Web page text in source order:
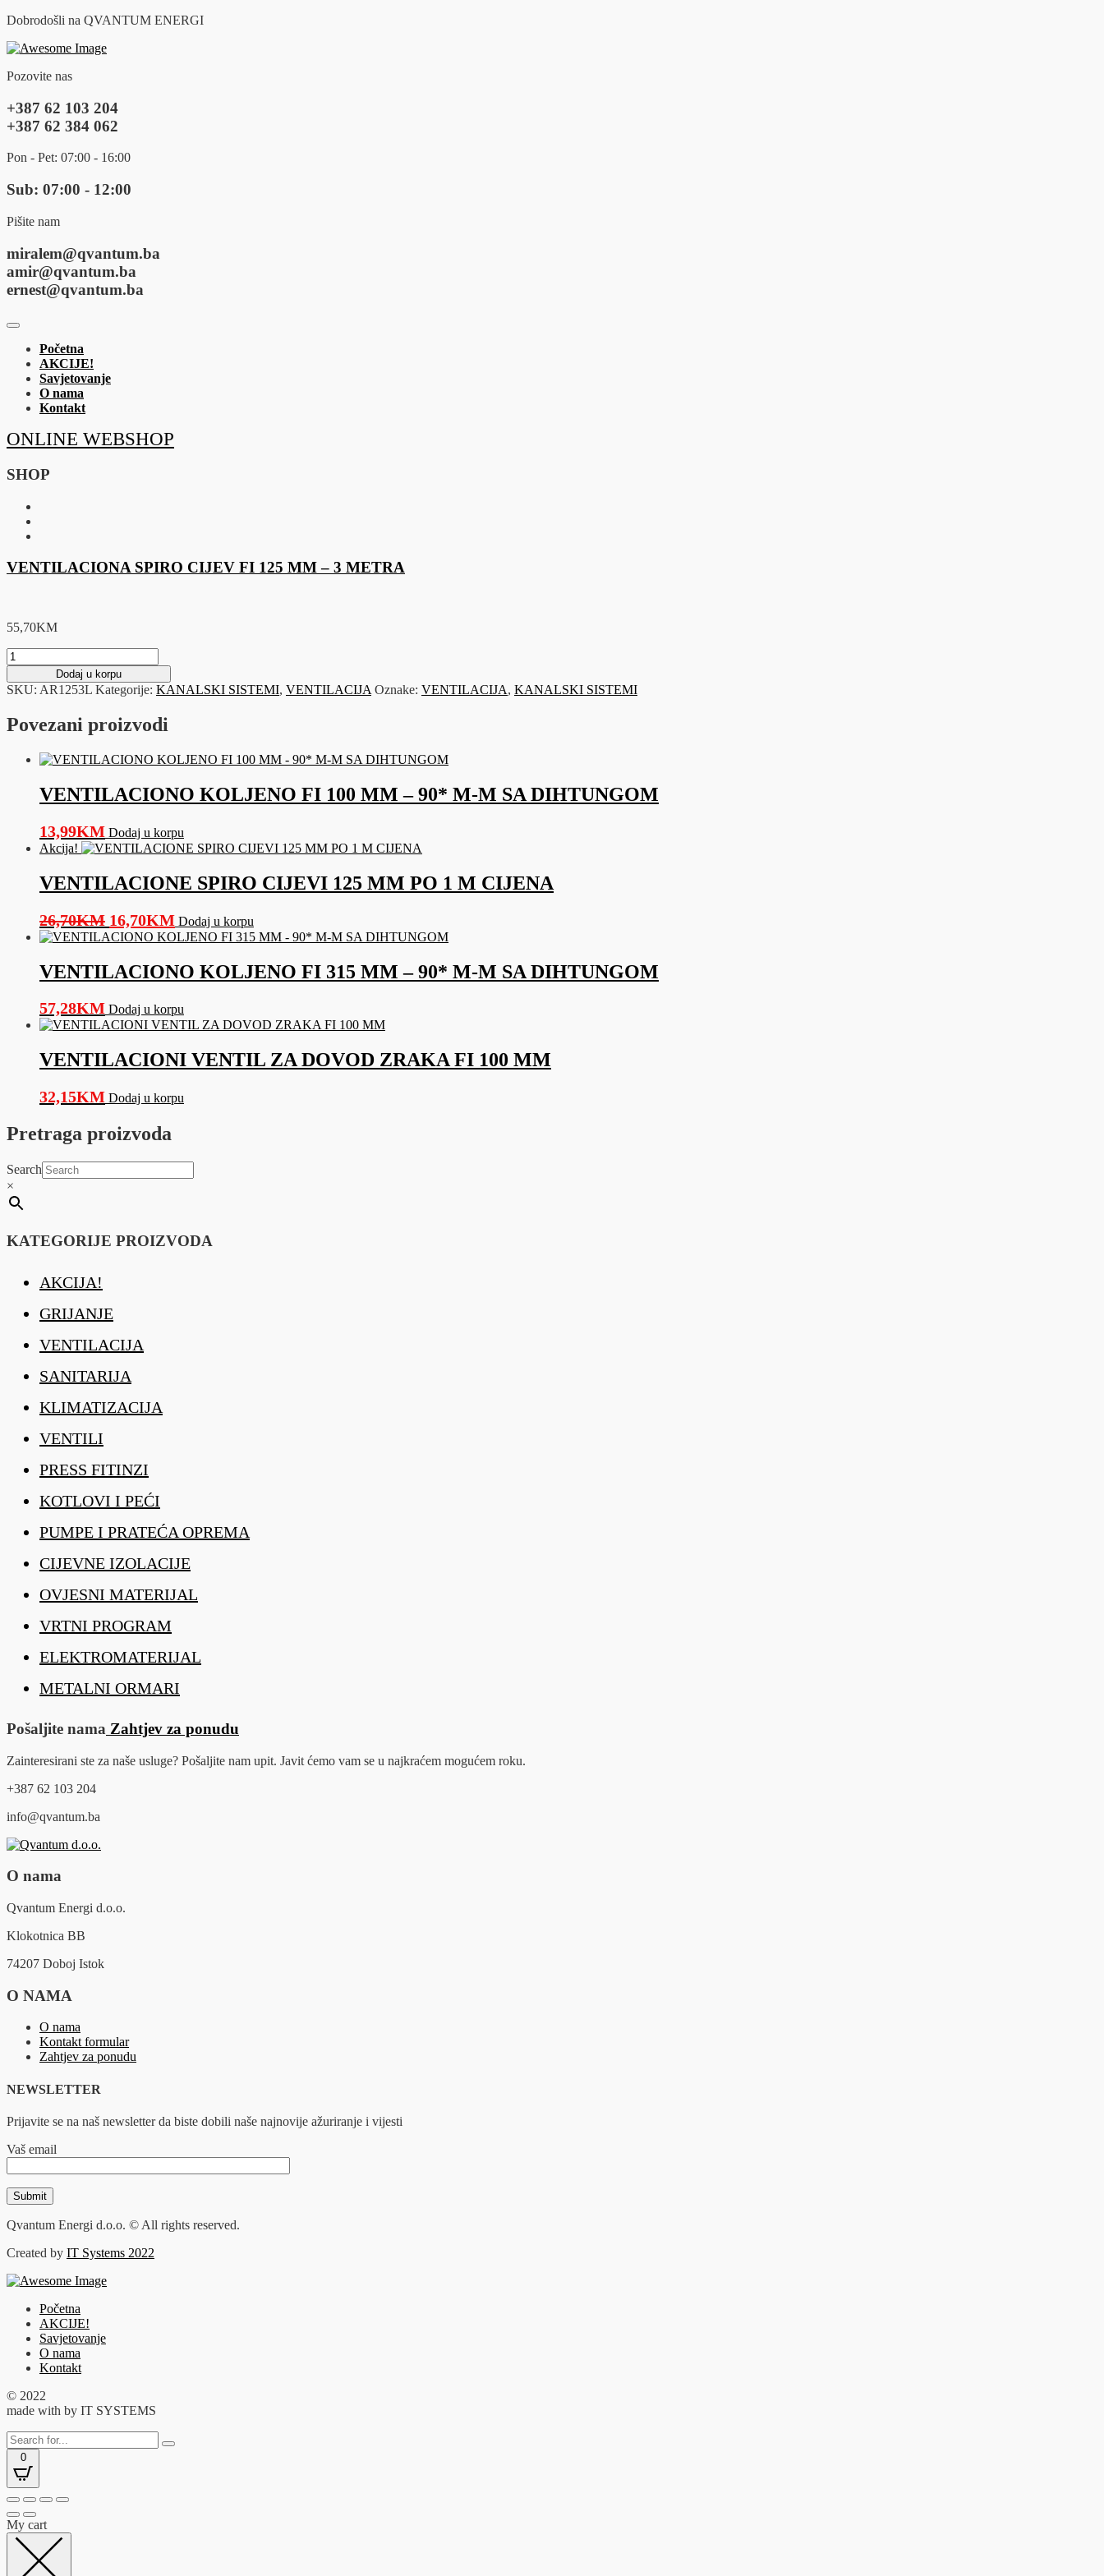
Dobrodošli na QVANTUM ENERGI
Pozovite nas
+387 62 103 204
+387 62 384 062
Pon - Pet: 07:00 - 16:00
Sub: 07:00 - 12:00
Pišite nam
miralem@qvantum.ba
amir@qvantum.ba
ernest@qvantum.ba
Početna
AKCIJE!
Savjetovanje
O nama
Kontakt
ONLINE WEBSHOP
SHOP
VENTILACIONA SPIRO CIJEV FI 125 MM – 3 METRA
55,70KM
VENTILACIONA
SPIRO
CIJEV
FI
MM
količina
Dodaj u korpu
SKU: AR1253L Kategorije: KANALSKI SISTEMI, VENTILACIJA Oznake: VENTILACIJA, KANALSKI SISTEMI
Povezani proizvodi
VENTILACIONO KOLJENO FI 100 MM – 90* M-M SA DIHTUNGOM
13,99KM Dodaj u korpu
Akcija!
VENTILACIONE SPIRO CIJEVI 125 MM PO 1 M CIJENA
26,70KM Original
price
26,70KM.
16,70KMCurrent
price
16,70KM.
Dodaj u korpu
VENTILACIONO KOLJENO FI 315 MM – 90* M-M SA DIHTUNGOM
57,28KM Dodaj u korpu
VENTILACIONI VENTIL ZA DOVOD ZRAKA FI 100 MM
32,15KM Dodaj u korpu
Pretraga proizvoda
Search
×
KATEGORIJE PROIZVODA
AKCIJA!
GRIJANJE
VENTILACIJA
SANITARIJA
KLIMATIZACIJA
VENTILI
PRESS FITINZI
KOTLOVI I PEĆI
PUMPE I PRATEĆA OPREMA
CIJEVNE IZOLACIJE
OVJESNI MATERIJAL
VRTNI PROGRAM
ELEKTROMATERIJAL
METALNI ORMARI
Pošaljite nama Zahtjev za ponudu
Zainteresirani ste za naše usluge? Pošaljite nam upit. Javit ćemo vam se u najkraćem mogućem roku.
+387 62 103 204
info@qvantum.ba
O nama
Qvantum Energi d.o.o.
Klokotnica BB
74207 Doboj Istok
O NAMA
O nama
Kontakt formular
Zahtjev za ponudu
NEWSLETTER
Prijavite se na naš newsletter da biste dobili naše najnovije ažuriranje i vijesti
Vaš email
Qvantum Energi d.o.o. © All rights reserved.
Created by IT Systems 2022
Početna
AKCIJE!
Savjetovanje
O nama
Kontakt
© 2022
made with by IT SYSTEMS
0
My cart